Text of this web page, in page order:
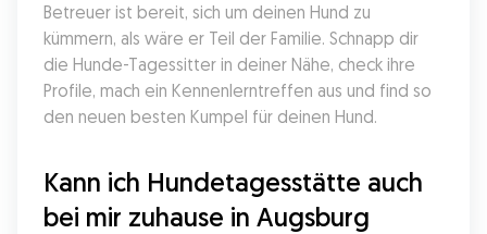
Betreuer ist bereit, sich um deinen Hund zu
kümmern, als wäre er Teil der Familie. Schnapp dir
die Hunde-Tagessitter in deiner Nähe, check ihre
Profile, mach ein Kennenlerntreffen aus und find so
den neuen besten Kumpel für deinen Hund.
Kann ich Hundetagesstätte auch
bei mir zuhause in Augsburg